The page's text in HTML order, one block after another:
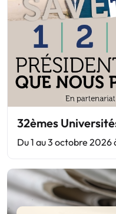
32èmes
Du 1 au 3 octobre 2026